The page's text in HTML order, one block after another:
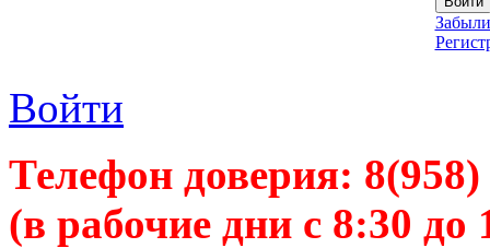
Войти
Телефон доверия:
(в рабочие дни с 8:30 до